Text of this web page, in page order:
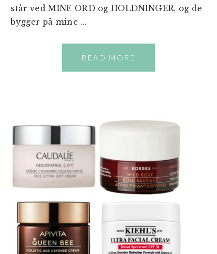
står ved MINE ORD og HOLDNINGER, og de
bygger på mine ...
READ MORE